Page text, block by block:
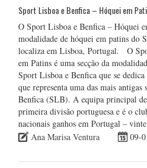
Sport Lisboa e Benfica – Hóquei em
O Sport Lisboa e Benfica – Hóquei
modalidade de hóquei em patins do
localiza em Lisboa, Portugal. O
em Patins é uma secção da
Sport Lisboa e Benfica que se
que representa uma das mais
Benfica (SLB). A equipa principal
primeira divisão portuguesa e é o
nacionais ganhos em Portugal –
Ana Marisa Ventura
09-